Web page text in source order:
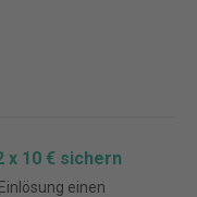
x 10 € sichern
einen